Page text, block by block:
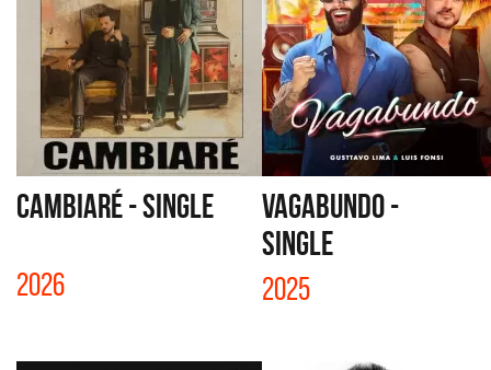
CAMBIARÉ - SINGLE
2026
VAGABUNDO -
SINGLE
2025